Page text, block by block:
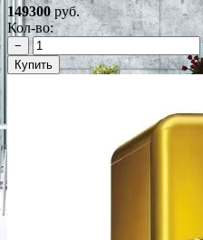
149300 руб.
Кол-во:
−
Купить